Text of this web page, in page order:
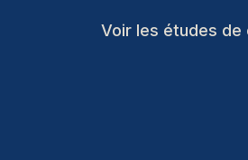
Voir les études de